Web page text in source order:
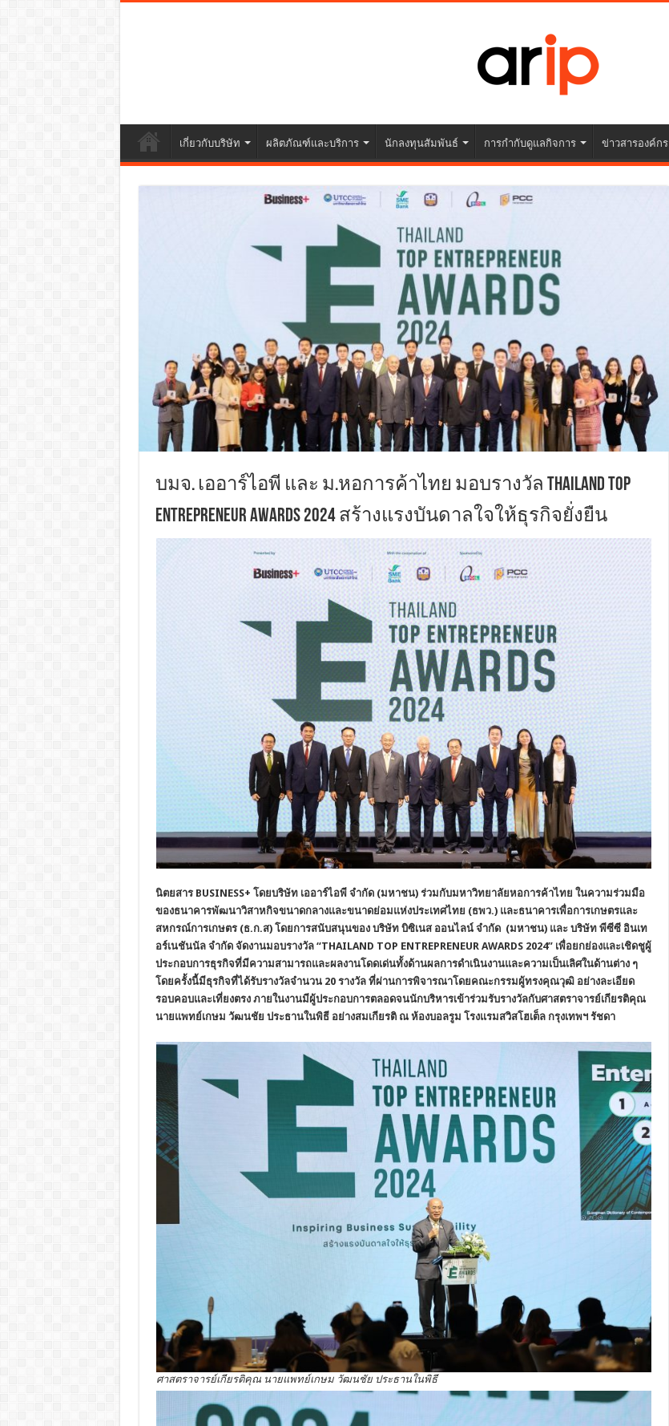
เกี่ยวกับบริษัท ผลิตภัณฑ์และบริการ นักลงทุนสัมพันธ์ การกำกับดูแลกิจการ ข่าวสารองค์กร
บมจ. เออาร์ไอพี และ ม.หอการค้าไทย มอบรางวัล THAILAND TOP
ENTREPRENEUR AWARDS 2024 สร้างแรงบันดาลใจให้ธุรกิจยั่งยืน
นิตยสาร BUSINESS+ โดยบริษัท เออาร์ไอพี จำกัด (มหาชน) ร่วมกับมหาวิทยาลัยหอการค้าไทย ในความร่วมมือ
ของธนาคารพัฒนาวิสาหกิจขนาดกลางและขนาดย่อมแห่งประเทศไทย (ธพว.) และธนาคารเพื่อการเกษตรและ
สหกรณ์การเกษตร (ธ.ก.ส) โดยการสนับสนุนของ บริษัท บิซิเนส ออนไลน์ จำกัด (มหาชน) และ บริษัท พีซีซี อินเท
อร์เนชันนัล จำกัด จัดงานมอบรางวัล “THAILAND TOP ENTREPRENEUR AWARDS 2024” เพื่อยกย่องและเชิดชูผู้
ประกอบการธุรกิจที่มีความสามารถและผลงานโดดเด่นทั้งด้านผลการดำเนินงานและความเป็นเลิศในด้านต่าง ๆ
โดยครั้งนี้มีธุรกิจที่ได้รับรางวัลจำนวน 20 รางวัล ที่ผ่านการพิจารณาโดยคณะกรรมผู้ทรงคุณวุฒิ อย่างละเอียด
รอบคอบและเที่ยงตรง ภายในงานมีผู้ประกอบการตลอดจนนักบริหารเข้าร่วมรับรางวัลกับศาสตราจารย์เกียรติคุณ
นายแพทย์เกษม วัฒนชัย ประธานในพิธี อย่างสมเกียรติ ณ ห้องบอลรูม โรงแรมสวิสโฮเต็ล กรุงเทพฯ รัชดา
ศาสตราจารย์เกียรติคุณ นายแพทย์เกษม วัฒนชัย ประธานในพิธี